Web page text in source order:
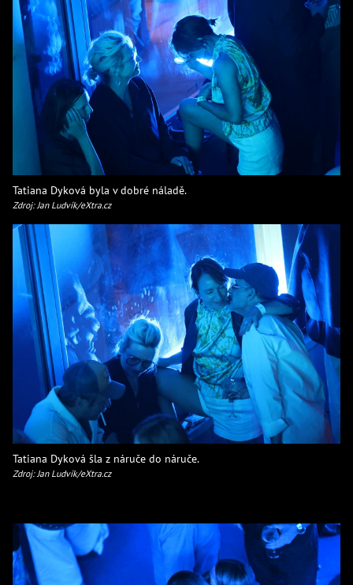
Tatiana Dyková byla v dobré náladě.
Zdroj: Jan Ludvík/eXtra.cz
Tatiana Dyková šla z náruče do náruče.
Zdroj: Jan Ludvík/eXtra.cz